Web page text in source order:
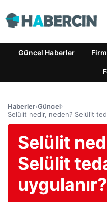
Güncel Haberler
Haberler›Güncel›
Selülit nedir, neden? Selülit
Selülit
Selülit
uygulanır?